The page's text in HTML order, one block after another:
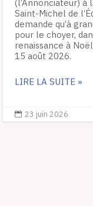
(l’Annonciateur) à
Saint-Michel de
demande qu’à
pour le choyer,
renaissance à
15 août 2026.
LIRE LA SUITE »
 23 juin 2026